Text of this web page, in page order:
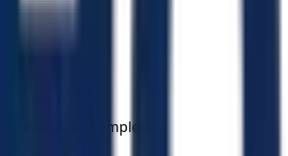
navegação completa.